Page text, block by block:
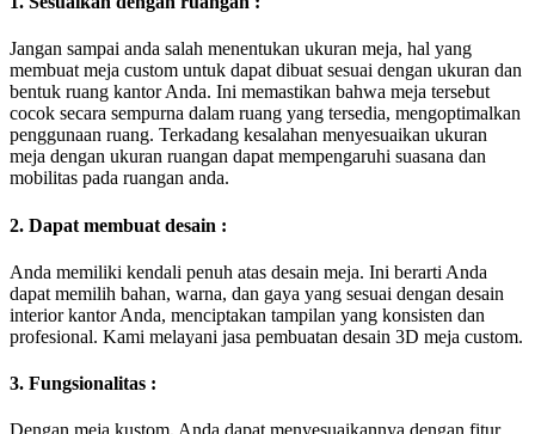
Jangan sampai anda salah menentukan ukuran meja, hal yang
membuat meja custom untuk dapat dibuat sesuai dengan ukuran dan
bentuk ruang kantor Anda. Ini memastikan bahwa meja tersebut
cocok secara sempurna dalam ruang yang tersedia, mengoptimalkan
penggunaan ruang. Terkadang kesalahan menyesuaikan ukuran
meja dengan ukuran ruangan dapat mempengaruhi suasana dan
mobilitas pada ruangan anda.
2. Dapat membuat desain :
Anda memiliki kendali penuh atas desain meja. Ini berarti Anda
dapat memilih bahan, warna, dan gaya yang sesuai dengan desain
interior kantor Anda, menciptakan tampilan yang konsisten dan
profesional. Kami melayani jasa pembuatan desain 3D meja custom.
3. Fungsionalitas :